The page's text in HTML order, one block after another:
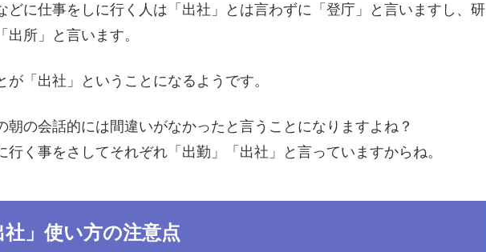
どに仕事をしに行く人は「出社」とは言わずに「登庁」と言いますし、研
所」と言います。
「出社」ということになるようです。
朝の会話的には間違いがなかったと言うことになりますよね？
行く事をさしてそれぞれ「出勤」「出社」と言っていますからね。
社」使い方の注意点